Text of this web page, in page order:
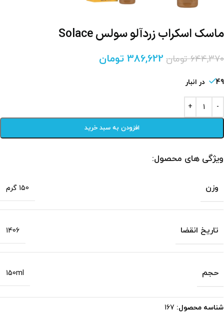
ماسک اسکراب زردآلو سولس Solace
644,370 تومان 386,622 تومان
49 در انبار
افزودن به سبد خرید
ویژگی های محصول:
وزن 150 گرم
تاریخ انقضا 1406
حجم 150ml
شناسه محصول: 167